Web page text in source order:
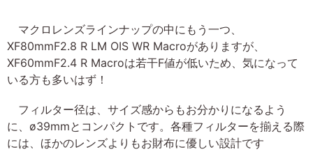
マクロレンズラインナップの中にもう一つ、
XF80mmF2.8 R LM OIS WR Macroがありますが、
XF60mmF2.4 R Macroは若干F値が低いため、気になって
いる方も多いはず！
フィルター径は、サイズ感からもお分かりになるよう
に、ø39mmとコンパクトです。各種フィルターを揃える際
には、ほかのレンズよりもお財布に優しい設計です